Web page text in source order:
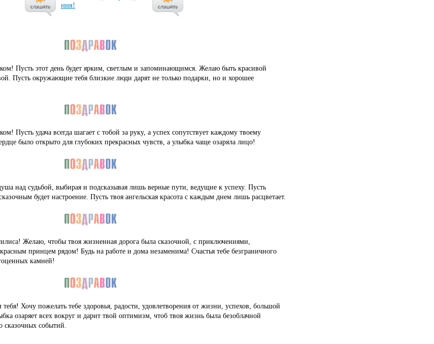
ния!
Пусть этот день будет ярким, светлым и запоминающимся. Желаю быть красивой
Пусть окружающие тебя близкие люди дарят не только подарки, но и хорошее
Пусть удача всегда шагает с тобой за руку, а успех сопутствует каждому твоему
было открыто для глубоких прекрасных чувств, а улыбка чаще озаряла лицо!
над судьбой, выбирая и подсказывая лишь верные пути, ведущие к успеху. Пусть
будет настроение. Пусть твоя ангельская красота с каждым днем лишь расцветает.
Желаю, чтобы твоя жизненная дорога была сказочной, с приключениями,
принцем рядом! Будь на работе и дома незаменима! Счастья тебе безграничного
камней!
Хочу пожелать тебе здоровья, радости, удовлетворения от жизни, успехов, большой
озаряет всех вокруг и дарит твой оптимизм, чтоб твоя жизнь была безоблачной
событий.